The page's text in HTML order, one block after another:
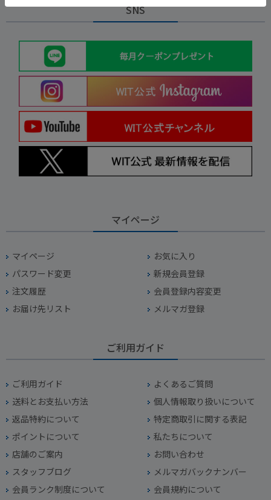
SNS
マイページ
マイページ
お気に入り
パスワード変更
新規会員登録
注文履歴
会員登録内容変更
お届け先リスト
メルマガ登録
ご利用ガイド
ご利用ガイド
よくあるご質問
送料とお支払い方法
個人情報取り扱いについて
返品特約について
特定商取引に関する表記
ポイントについて
私たちについて
店舗のご案内
お問い合わせ
スタッフブログ
メルマガバックナンバー
会員ランク制度について
会員規約について